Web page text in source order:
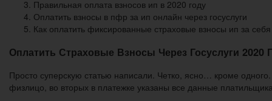
Правильная оплата взносов ип в 2020 году
Оплатить взносы в пфр за ип онлайн через госуслуги
Как оплатить фиксированные страховые взносы ип за
Оплатить Страховые Взносы Через Госуслуги 2020
Просто суперскую статью написали. Четко, ясно… кроме
физлицо, во вторых в платежке указаны все данные